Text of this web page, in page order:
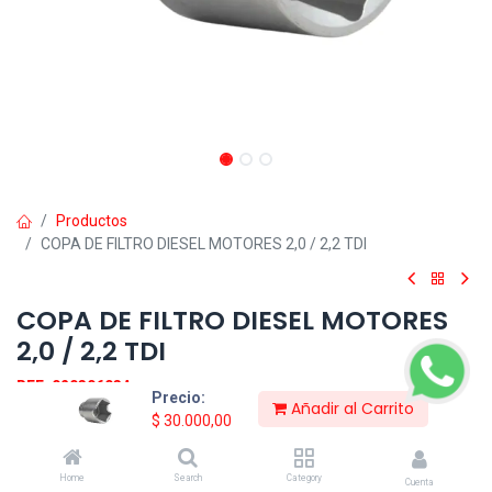
Precio:
$ 30.000,00
Añadir al Carrito
Home Search Category Cuenta
Productos
COPA DE FILTRO DIESEL MOTORES 2,0 / 2,2 TDI
COPA DE FILTRO DIESEL MOTORES
2,0 / 2,2 TDI
REF: 02030603A
Herramienta ideal para la extracción e instalación del filtro de
aceite en los vehículos co motores diésel 2.0 y 2.2 HDI CITROEN,
FIAT, FORD, LANCIA, LAND ROVER, MITSUBISHI PEUGEOT, VOLVO
entre otros, con el fin de evitar daños a la pasta superior del filtro